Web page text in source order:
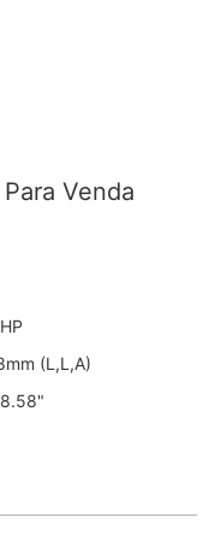
Venda
(L,L,A)